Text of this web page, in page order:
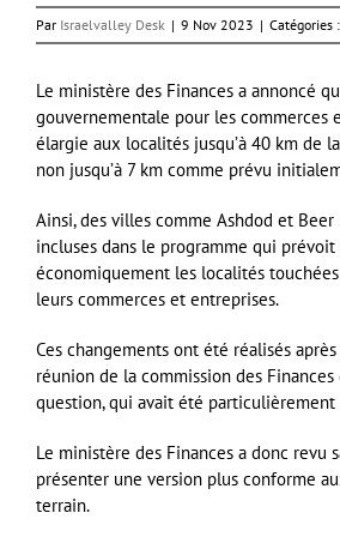
Par Israelvalley Desk | 9 Nov 2023 | Catégories :
Le ministère des Finances a annoncé
gouvernementale pour les commerces
élargie aux localités jusqu’à 40 km de
non jusqu’à 7 km comme prévu
Ainsi, des villes comme Ashdod et Beer
incluses dans le programme qui
économiquement les localités
leurs commerces et entreprises.
Ces changements ont été réalisés
réunion de la commission des
question, qui avait été particulièrement
Le ministère des Finances a donc revu
présenter une version plus conforme
terrain.